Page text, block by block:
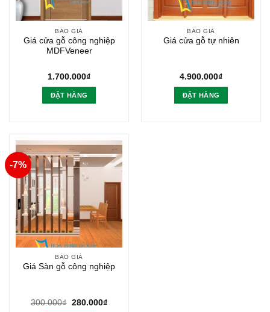
BÁO GIÁ
Giá cửa gỗ công nghiệp
MDFVeneer
1.700.000₫
ĐẶT HÀNG
BÁO GIÁ
Giá cửa gỗ tự nhiên
4.900.000₫
ĐẶT HÀNG
-7%
BÁO GIÁ
Giá Sàn gỗ công nghiệp
300.000₫ Giá
280.000₫Giá